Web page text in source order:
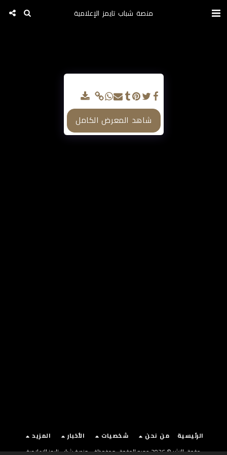
منصة شباب تايمز الإعلامية
شاهد المعرض الكامل
الرئيسية من نحن شخصيات الأخبار
المزيد
حقوق النشر © 2026 جميع الحقوق محفوظة -
منصة شباب تايمز الإعلامية